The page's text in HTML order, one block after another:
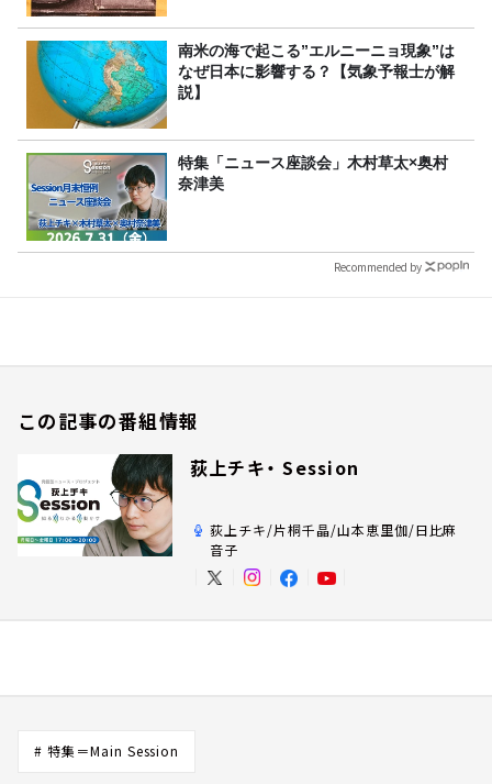
南米の海で起こる”エルニーニョ現象”は
なぜ日本に影響する？【気象予報士が解
説】
特集「ニュース座談会」木村草太×奥村
奈津美
Recommended by
この記事の番組情報
荻上チキ・ Session
荻上チキ/片桐千晶/山本恵里伽/日比麻
音子
# 特集＝Main Session